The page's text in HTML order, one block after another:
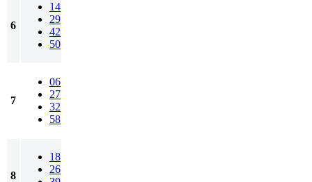
6
14
29
42
50
7
06
27
32
58
8
18
26